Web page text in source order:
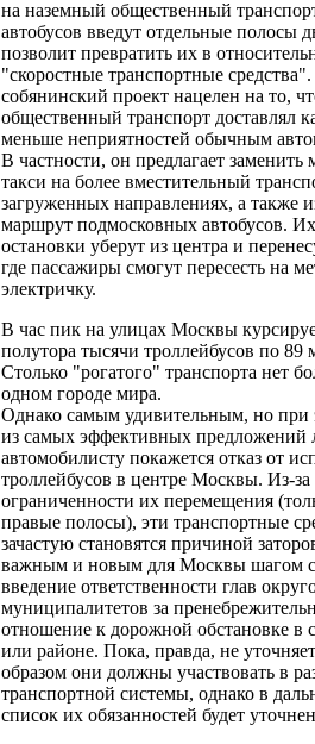
на наземный общественный
автобусов введут отдельные полосы
позволит превратить их в
"скоростные транспортные
собянинский проект нацелен на то,
общественный транспорт доставлял
меньше неприятностей обычным
В частности, он предлагает
такси на более вместительный
загруженных направлениях, а также
маршрут подмосковных автобусов.
остановки уберут из центра и
где пассажиры смогут пересесть на
электричку.
В час пик на улицах Москвы
полутора тысячи троллейбусов по 89
Столько "рогатого" транспорта нет
одном городе мира.
Однако самым удивительным, но при
из самых эффективных предложений
автомобилисту покажется отказ от
троллейбусов в центре Москвы. Из-за
ограниченности их перемещения
правые полосы), эти транспортные
зачастую становятся причиной
важным и новым для Москвы шагом
введение ответственности глав
муниципалитетов за
отношение к дорожной обстановке в
или районе. Пока, правда, не
образом они должны участвовать в
транспортной системы, однако в
список их обязанностей будет